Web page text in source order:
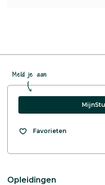
Meld je aan
Favorieten
Opleidingen